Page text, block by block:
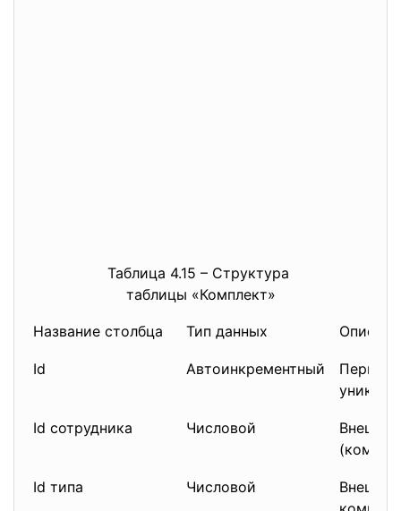
Таблица 4.15 – Структура
таблицы «Комплект»
Название столбца Тип данных
Id Автоинкрементный
Id сотрудника Числовой
Id типа Числовой